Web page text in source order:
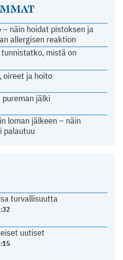
– näin hoidat pistoksen ja
allergisen reaktion
mistä on
oireet ja hoito
pureman jälki
loman jälkeen – näin
palautuu
turvallisuutta
uutiset